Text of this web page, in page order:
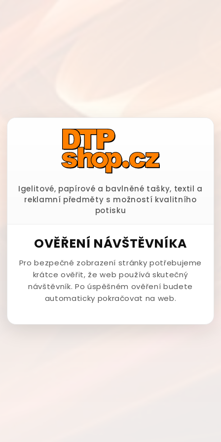
Igelitové, papírové a bavlněné tašky, textil a
reklamní předměty s možností kvalitního
potisku
OVĚŘENÍ NÁVŠTĚVNÍKA
Pro bezpečné zobrazení stránky potřebujeme
krátce ověřit, že web používá skutečný
návštěvník. Po úspěšném ověření budete
automaticky pokračovat na web.